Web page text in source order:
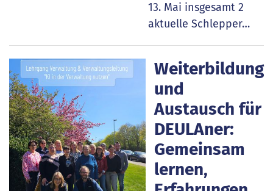
13. Mai insgesamt 2
aktuelle Schlepper…
Weiterbildung
und
Austausch für
DEULAner:
Gemeinsam
lernen,